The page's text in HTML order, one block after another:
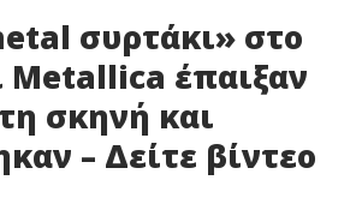
συρτάκι» στο
Metallica έπαιξαν
σκηνή και
– Δείτε βίντεο